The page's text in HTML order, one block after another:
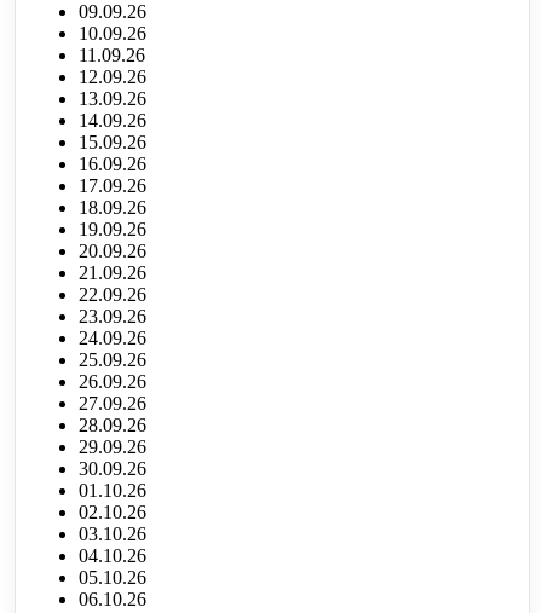
09.09.26
10.09.26
11.09.26
12.09.26
13.09.26
14.09.26
15.09.26
16.09.26
17.09.26
18.09.26
19.09.26
20.09.26
21.09.26
22.09.26
23.09.26
24.09.26
25.09.26
26.09.26
27.09.26
28.09.26
29.09.26
30.09.26
01.10.26
02.10.26
03.10.26
04.10.26
05.10.26
06.10.26